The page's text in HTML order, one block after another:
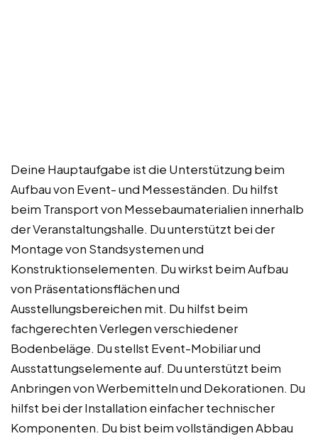
Deine Hauptaufgabe ist die Unterstützung beim
Aufbau von Event- und Messeständen. Du hilfst
beim Transport von Messebaumaterialien innerhalb
der Veranstaltungshalle. Du unterstützt bei der
Montage von Standsystemen und
Konstruktionselementen. Du wirkst beim Aufbau
von Präsentationsflächen und
Ausstellungsbereichen mit. Du hilfst beim
fachgerechten Verlegen verschiedener
Bodenbeläge. Du stellst Event-Mobiliar und
Ausstattungselemente auf. Du unterstützt beim
Anbringen von Werbemitteln und Dekorationen. Du
hilfst bei der Installation einfacher technischer
Komponenten. Du bist beim vollständigen Abbau